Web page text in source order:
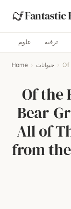
Fantastic
علوم ترفيه
Home › حيوانات › Of
Of the
Bear-
All of
from